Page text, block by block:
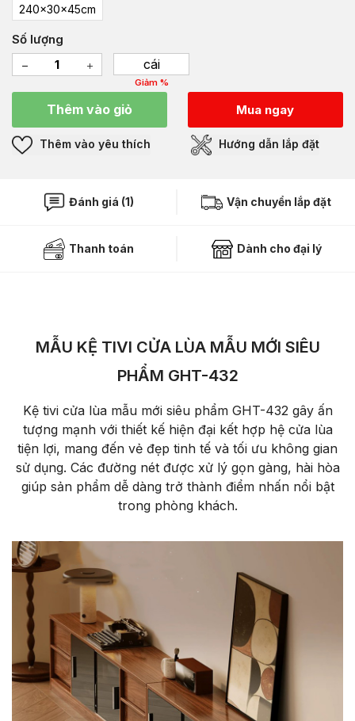
240x30x45cm
Số lượng
cái
Giảm %
Thêm vào giỏ Mua ngay
Thêm vào yêu thích Hướng dẫn lắp đặt
Đánh giá (1) Vận chuyển lắp đặt
Thanh toán Dành cho đại lý
MẪU KỆ TIVI CỬA LÙA MẪU MỚI SIÊU
PHẨM GHT-432
Kệ tivi cửa lùa mẫu mới siêu phẩm GHT-432 gây ấn
tượng mạnh với thiết kế hiện đại kết hợp hệ cửa lùa
tiện lợi, mang đến vẻ đẹp tinh tế và tối ưu không gian
sử dụng. Các đường nét được xử lý gọn gàng, hài hòa
giúp sản phẩm dễ dàng trở thành điểm nhấn nổi bật
trong phòng khách.